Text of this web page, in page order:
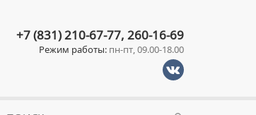
+7 (831) 210-67-77, 260-16-69
Режим работы: пн-пт, 09.00-18.00